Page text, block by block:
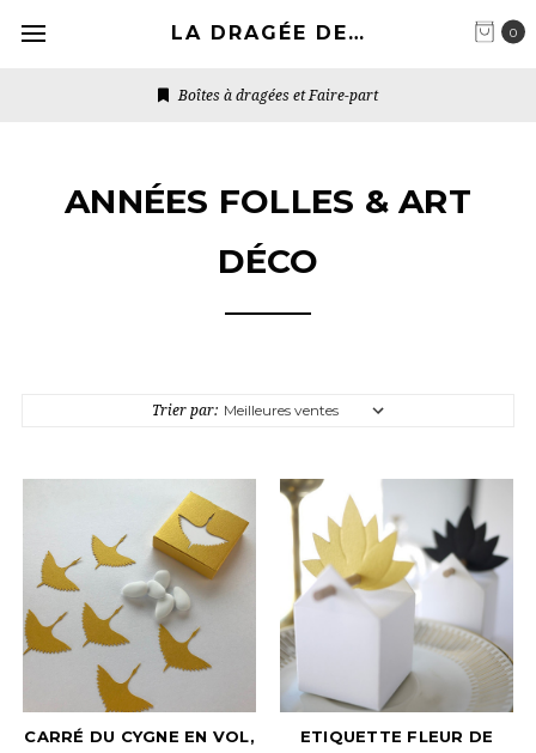
0
LA DRAGÉE DESIGN
Boîtes à dragées et Faire-part
ANNÉES FOLLES & ART
DÉCO
Trier par:
CARRÉ DU CYGNE EN VOL,
ETIQUETTE FLEUR DE